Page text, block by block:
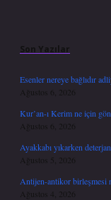
Son Yazılar
Esenler nereye bağlıdır
Ağustos 6, 2026
Kur’an-ı Kerim ne için
Ağustos 6, 2026
Ayakkabı yıkarken
Ağustos 5, 2026
Antijen-antikor birleşmesi
Ağustos 4, 2026